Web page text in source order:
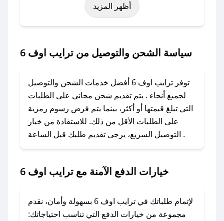
رمضان، اليوم الوطني، يوم التأسيس، أو حتى عروض
باستخدام تطبيق صحصح، يمكنك العثور بسهولة على
الكوبون، تواصل معنا عبر تويتر أو البريد الإلكتروني
لإضافته بسرعة.
### كيفية استخدام كود خصم ترايب اوف 6؟
1. انسخ كود الخصم من تطبيق صحصح.
2. الصقه في خانة الدفع عند التسوق من ترايب اوف
لا تقلق! يمكنك التواصل مع فريق دعم صحصح عبر
الرسائل الخاصة على تويتر أو البريد الإلكتروني،
أظهر المزيد
سياسة الشحن والتوصيل من ترايب اوف 6
توفر ترايب اوف 6 أفضل خدمات الشحن والتوصيل
لجميع أنحاء . يتم تقديم شحن مجاني على الطلبات
التي تبلغ قيمتها أو أكثر، بينما يتم فرض رسوم رمزية
على الطلبات الأقل من ذلك. للاستفادة من خيار
التوصيل السريع، يرجى تقديم طلبك قبل الساعة .
خيارات الدفع الآمنة مع ترايب اوف 6
لإتمام طلباتك في ترايب اوف 6 بسهولة وأمان، نقدم
مجموعة من خيارات الدفع التي تناسب احتياجاتك: